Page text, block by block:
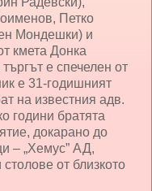
Петко
Мондешки) и
кмета Донка
е спечелен от
е 31-годишният
на известния адв.
години братята
докарано до
– „Хемус” АД,
от близкото